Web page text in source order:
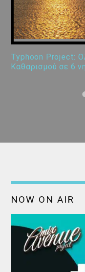
Typhoon Project:
Καθαρισμού σε 6
NOW ON AIR